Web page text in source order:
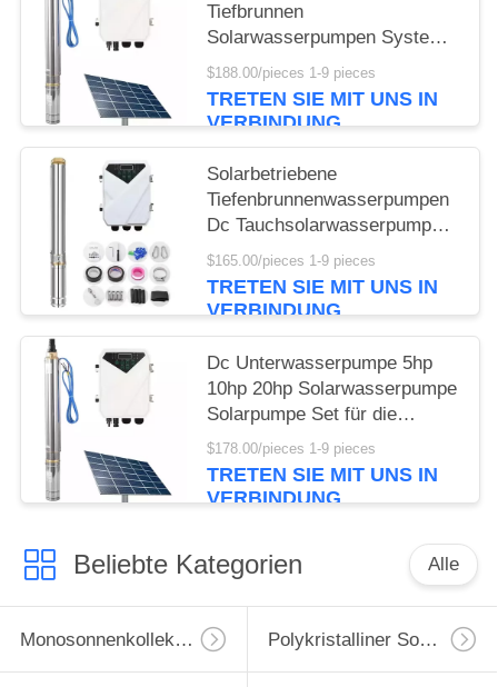
Tiefbrunnen
Solarwasserpumpen System
Tauchwasserpumpen Dc
Solarwasserpumpen Komplett
$188.00/pieces 1-9 pieces
TRETEN SIE MIT UNS IN
VERBINDUNG
Solarbetriebene
Tiefenbrunnenwasserpumpen
Dc Tauchsolarwasserpumpe
für Landwirtschaftliche
Bewässerung
$165.00/pieces 1-9 pieces
TRETEN SIE MIT UNS IN
VERBINDUNG
Dc Unterwasserpumpe 5hp
10hp 20hp Solarwasserpumpe
Solarpumpe Set für die
Landwirtschaft
$178.00/pieces 1-9 pieces
TRETEN SIE MIT UNS IN
VERBINDUNG
Beliebte Kategorien Alle
Monosonnenkollektor Polykristalliner Sonnenkollektor